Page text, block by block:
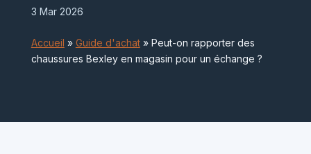
3 Mar 2026
Accueil » Guide d'achat» Peut-on rapporter des
chaussures Bexley en magasin pour un échange ?